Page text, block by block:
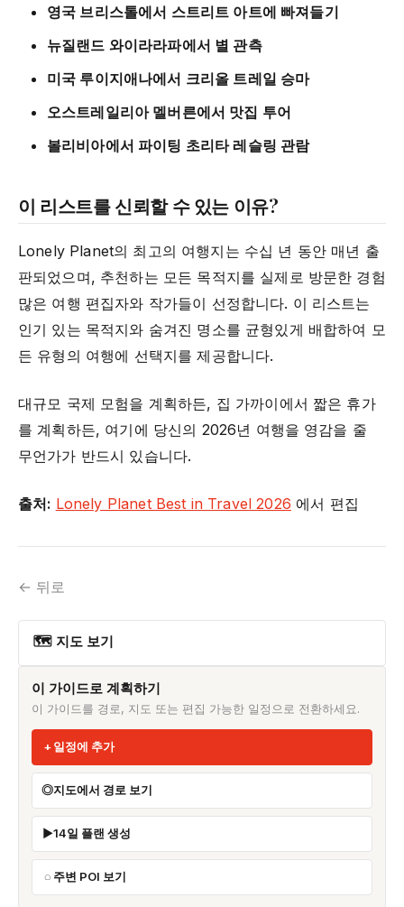
영국 브리스톨에서 스트리트 아트에 빠져들기
뉴질랜드 와이라라파에서 별 관측
미국 루이지애나에서 크리올 트레일 승마
오스트레일리아 멜버른에서 맛집 투어
볼리비아에서 파이팅 초리타 레슬링 관람
이 리스트를 신뢰할 수 있는 이유?
Lonely Planet의 최고의 여행지는 수십 년 동안 매년 출
판되었으며, 추천하는 모든 목적지를 실제로 방문한 경험
많은 여행 편집자와 작가들이 선정합니다. 이 리스트는
인기 있는 목적지와 숨겨진 명소를 균형있게 배합하여 모
든 유형의 여행에 선택지를 제공합니다.
대규모 국제 모험을 계획하든, 집 가까이에서 짧은 휴가
를 계획하든, 여기에 당신의 2026년 여행을 영감을 줄
무언가가 반드시 있습니다.
출처: Lonely Planet Best in Travel 2026 에서 편집
← 뒤로
🗺 지도 보기
이 가이드로 계획하기
이 가이드를 경로, 지도 또는 편집 가능한 일정으로 전환하세요.
일정에 추가
지도에서 경로 보기
14일 플랜 생성
주변 POI 보기